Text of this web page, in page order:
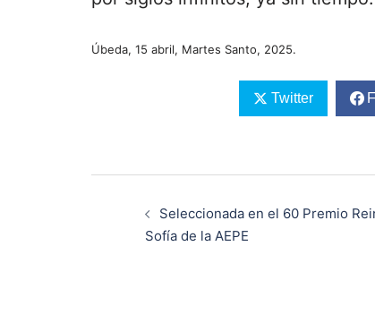
Úbeda, 15 abril, Martes Santo, 2025.
Twitter
entradas
Seleccionada en el 60 Premio
Sofía de la AEPE